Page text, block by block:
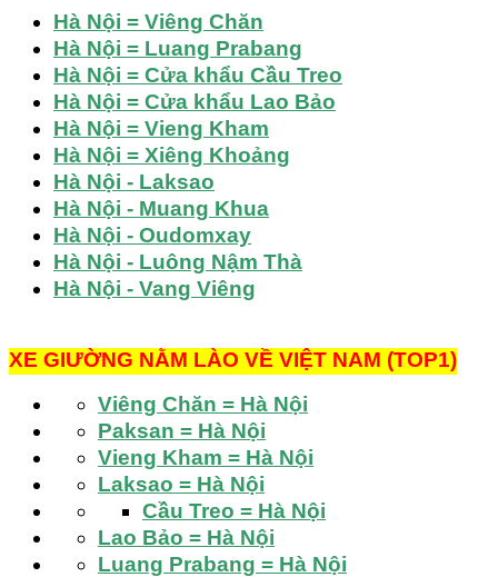
Hà Nội = Viêng Chăn
Hà Nội = Luang Prabang
Hà Nội = Cửa khẩu Cầu Treo
Hà Nội = Cửa khẩu Lao Bảo
Hà Nội = Vieng Kham
Hà Nội = Xiêng Khoảng
Hà Nội - Laksao
Hà Nội - Muang Khua
Hà Nội - Oudomxay
Hà Nội - Luông Nậm Thà
Hà Nội - Vang Viêng
XE GIƯỜNG NẰM LÀO VỀ VIỆT NAM (TOP1)
Viêng Chăn = Hà Nội
Paksan = Hà Nội
Vieng Kham = Hà Nội
Laksao = Hà Nội
Cầu Treo = Hà Nội
Lao Bảo = Hà Nội
Luang Prabang = Hà Nội